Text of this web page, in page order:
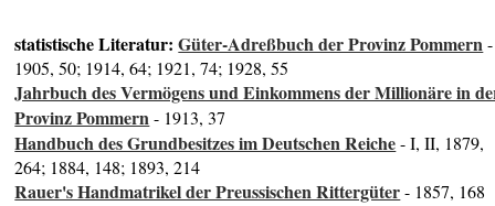
statistische Literatur:Güter-Adreßbuch der Provinz Pommern-
1905, 50; 1914, 64; 1921, 74; 1928, 55
Jahrbuch des Vermögens und Einkommens der Millionäre in
Provinz Pommern- 1913, 37
Handbuch des Grundbesitzes im Deutschen Reiche- I, II, 1879,
264; 1884, 148; 1893, 214
Rauer's Handmatrikel der Preussischen Rittergüter- 1857, 168